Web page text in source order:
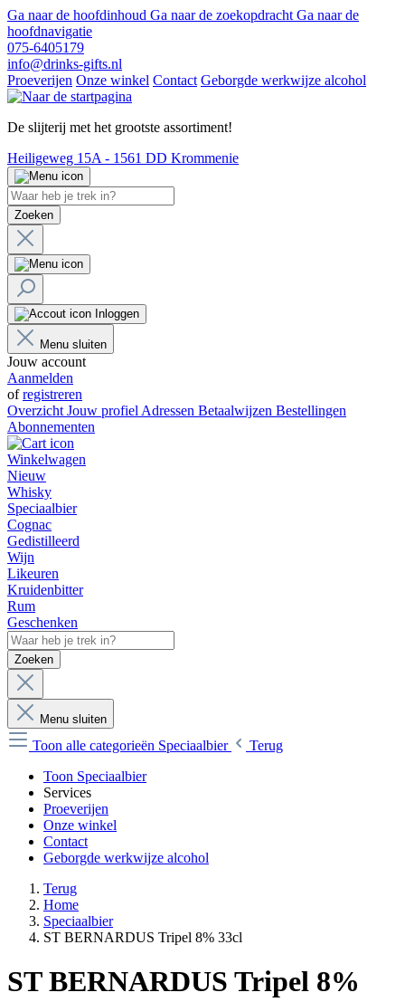
Ga naar de hoofdinhoud Ga naar de zoekopdracht Ga naar de
hoofdnavigatie
075-6405179
info@drinks-gifts.nl
Proeverijen Onze winkel Contact Geborgde werkwijze alcohol
De slijterij met het grootste assortiment!
Heiligeweg 15A - 1561 DD Krommenie
Zoeken
Inloggen
Menu sluiten
Jouw account
Aanmelden
ofregistreren
Overzicht Jouw profiel Adressen Betaalwijzen Bestellingen
Abonnementen
Winkelwagen
Nieuw
Whisky
Speciaalbier
Cognac
Gedistilleerd
Wijn
Likeuren
Kruidenbitter
Rum
Geschenken
Zoeken
Menu sluiten
Toon alle categorieën Speciaalbier
Terug
Toon Speciaalbier
Services
Proeverijen
Onze winkel
Contact
Geborgde werkwijze alcohol
Terug
Home
Speciaalbier
ST BERNARDUS Tripel 8% 33cl
ST BERNARDUS Tripel 8%